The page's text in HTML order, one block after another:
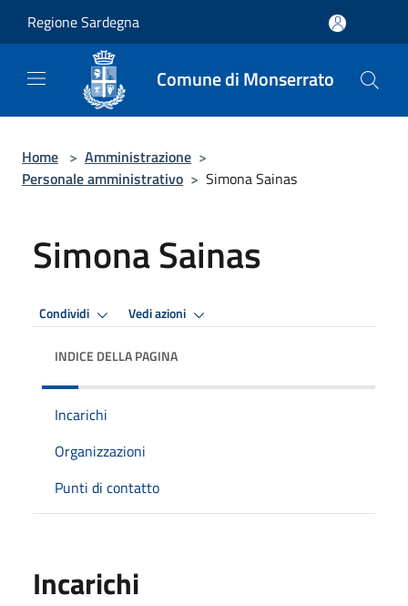
Regione Sardegna
Comune di Monserrato
Home > Amministrazione >
Personale amministrativo > Simona Sainas
Simona Sainas
Condividi Vedi azioni
INDICE DELLA PAGINA
Incarichi
Organizzazioni
Punti di contatto
Incarichi